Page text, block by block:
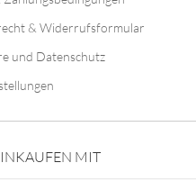
& Widerrufsformular
und Datenschutz
MIT